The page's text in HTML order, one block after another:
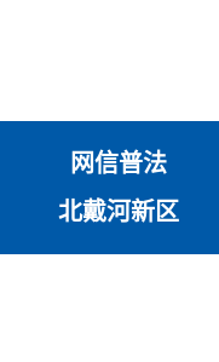
网信普法
北戴河新区